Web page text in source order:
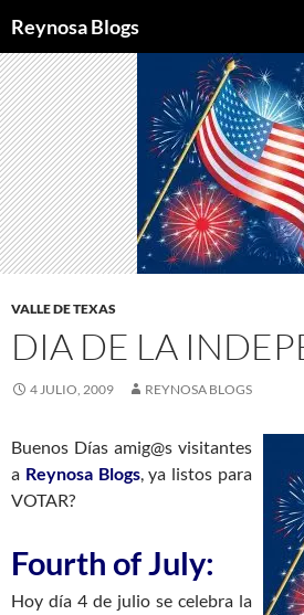
Reynosa Blogs
AL
CONTENIDO
VALLE DE TEXAS
DIA DE LA
4 JULIO, 2009 REYNOSA BLOGS
Buenos Días amig@s visitantes
a Reynosa Blogs, ya listos para
VOTAR?
Fourth of July:
Hoy día 4 de julio se celebra la